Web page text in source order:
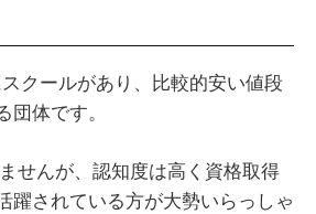
クールがあり、比較的安い値段
団体です。
せんが、認知度は高く資格取得
躍されている方が大勢いらっしゃ